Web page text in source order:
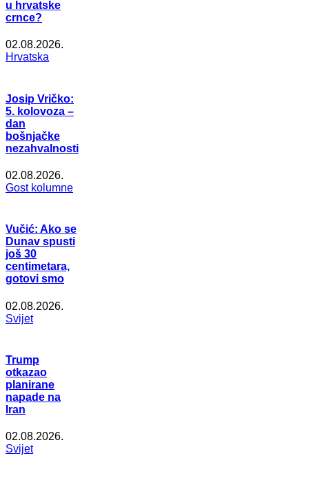
u hrvatske
crnce?
02.08.2026.
Hrvatska
Josip Vričko:
5. kolovoza –
dan
bošnjačke
nezahvalnosti
02.08.2026.
Gost kolumne
Vučić: Ako se
Dunav spusti
još 30
centimetara,
gotovi smo
02.08.2026.
Svijet
Trump
otkazao
planirane
napade na
Iran
02.08.2026.
Svijet